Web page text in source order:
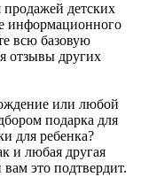
продажей детских
информационного
всю базовую
отзывы других
или любой
подарка для
для ребенка?
и любая другая
это подтвердит.